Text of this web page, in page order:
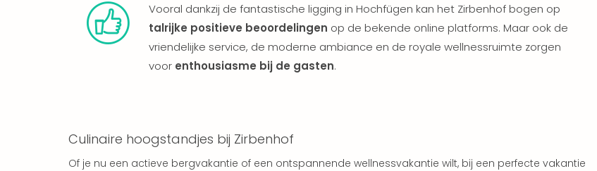
Vooral dankzij de fantastische ligging in Hochfügen kan het Zirbenhof bogen op
talrijke positieve beoordelingen op de bekende online platforms. Maar ook de
vriendelijke service, de moderne ambiance en de royale wellnessruimte zorgen
voor enthousiasme bij de gasten.
Culinaire hoogstandjes bij Zirbenhof
Of je nu een actieve bergvakantie of een ontspannende wellnessvakantie wilt, bij een perfecte vakantie